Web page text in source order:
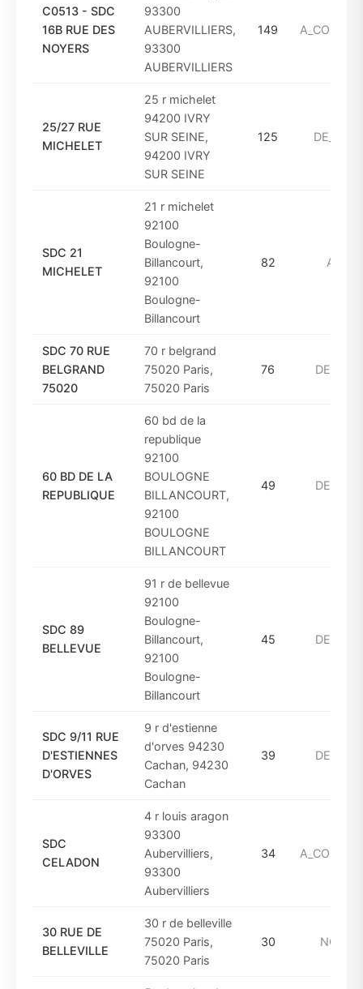
C0513 - SDC
16B RUE DES
NOYERS
93300
AUBERVILLIERS,
93300
AUBERVILLIERS
149
25/27 RUE
MICHELET
25 r michelet
94200 IVRY
SUR SEINE,
94200 IVRY
SUR SEINE
125
SDC 21
MICHELET
21 r michelet
92100
Boulogne-
Billancourt,
92100
Boulogne-
Billancourt
82
SDC 70 RUE
BELGRAND
75020
70 r belgrand
75020 Paris,
75020 Paris
76
60 BD DE LA
REPUBLIQUE
60 bd de la
republique
92100
BOULOGNE
BILLANCOURT,
92100
BOULOGNE
BILLANCOURT
49
SDC 89
BELLEVUE
91 r de bellevue
92100
Boulogne-
Billancourt,
92100
Boulogne-
Billancourt
45
SDC 9/11 RUE
D'ESTIENNES
D'ORVES
9 r d'estienne
d'orves 94230
Cachan, 94230
Cachan
39
SDC
CELADON
4 r louis aragon
93300
Aubervilliers,
93300
Aubervilliers
34
30 RUE DE
BELLEVILLE
30 r de belleville
75020 Paris,
75020 Paris
30